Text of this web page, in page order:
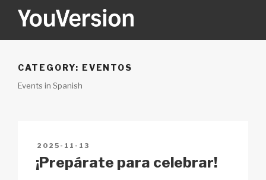
YOUVERSION
CATEGORY: EVENTOS
Events in Spanish
POSTED
ON
2025-11-13
¡Prepárate para celebrar!